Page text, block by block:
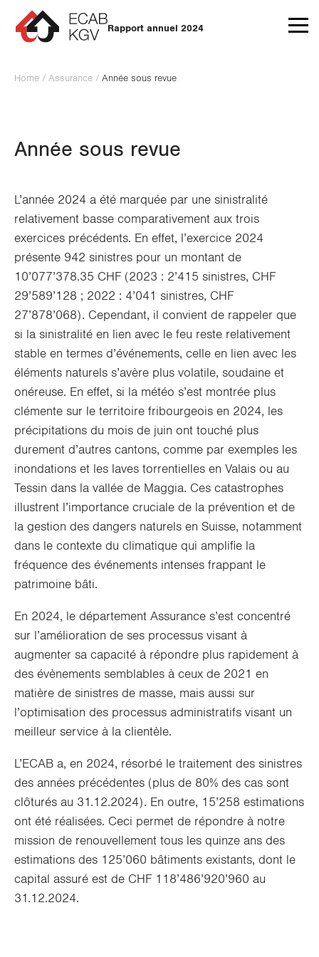
Aller au contenu
Rapport annuel 2024
Home / Assurance / Année sous revue
Année sous revue
L’année 2024 a été marquée par une sinistralité
relativement basse comparativement aux trois
exercices précédents. En effet, l’exercice 2024
présente 942 sinistres pour un montant de
10’077’378.35 CHF (2023 : 2’415 sinistres, CHF
29’589’128 ; 2022 : 4’041 sinistres, CHF
27’878’068). Cependant, il convient de rappeler que
si la sinistralité en lien avec le feu reste relativement
stable en termes d’événements, celle en lien avec les
éléments naturels s’avère plus volatile, soudaine et
onéreuse. En effet, si la météo s’est montrée plus
clémente sur le territoire fribourgeois en 2024, les
précipitations du mois de juin ont touché plus
durement d’autres cantons, comme par exemples les
inondations et les laves torrentielles en Valais ou au
Tessin dans la vallée de Maggia. Ces catastrophes
illustrent l’importance cruciale de la prévention et de
la gestion des dangers naturels en Suisse, notamment
dans le contexte du climatique qui amplifie la
fréquence des événements intenses frappant le
patrimoine bâti.
En 2024, le département Assurance s’est concentré
sur l’amélioration de ses processus visant à
augmenter sa capacité à répondre plus rapidement à
des évènements semblables à ceux de 2021 en
matière de sinistres de masse, mais aussi sur
l’optimisation des processus administratifs visant un
meilleur service à la clientèle.
L’ECAB a, en 2024, résorbé le traitement des sinistres
des années précédentes (plus de 80% des cas sont
clôturés au 31.12.2024). En outre, 15’258 estimations
ont été réalisées. Ceci permet de répondre à notre
mission de renouvellement tous les quinze ans des
estimations des 125’060 bâtiments existants, dont le
capital assuré est de CHF 118’486’920’960 au
31.12.2024.